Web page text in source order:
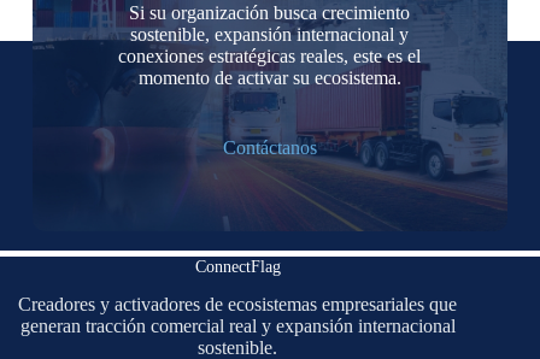
Si su organización busca crecimiento
sostenible, expansión internacional y
conexiones estratégicas reales, este es el
momento de activar su ecosistema.
Contáctanos
ConnectFlag
Creadores y activadores de ecosistemas empresariales que
generan tracción comercial real y expansión internacional
sostenible.